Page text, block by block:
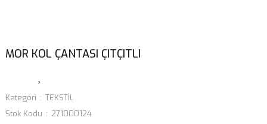
MOR KOL ÇANTASI ÇITÇITLI
Kategori
TEKSTİL
Stok Kodu
271000124